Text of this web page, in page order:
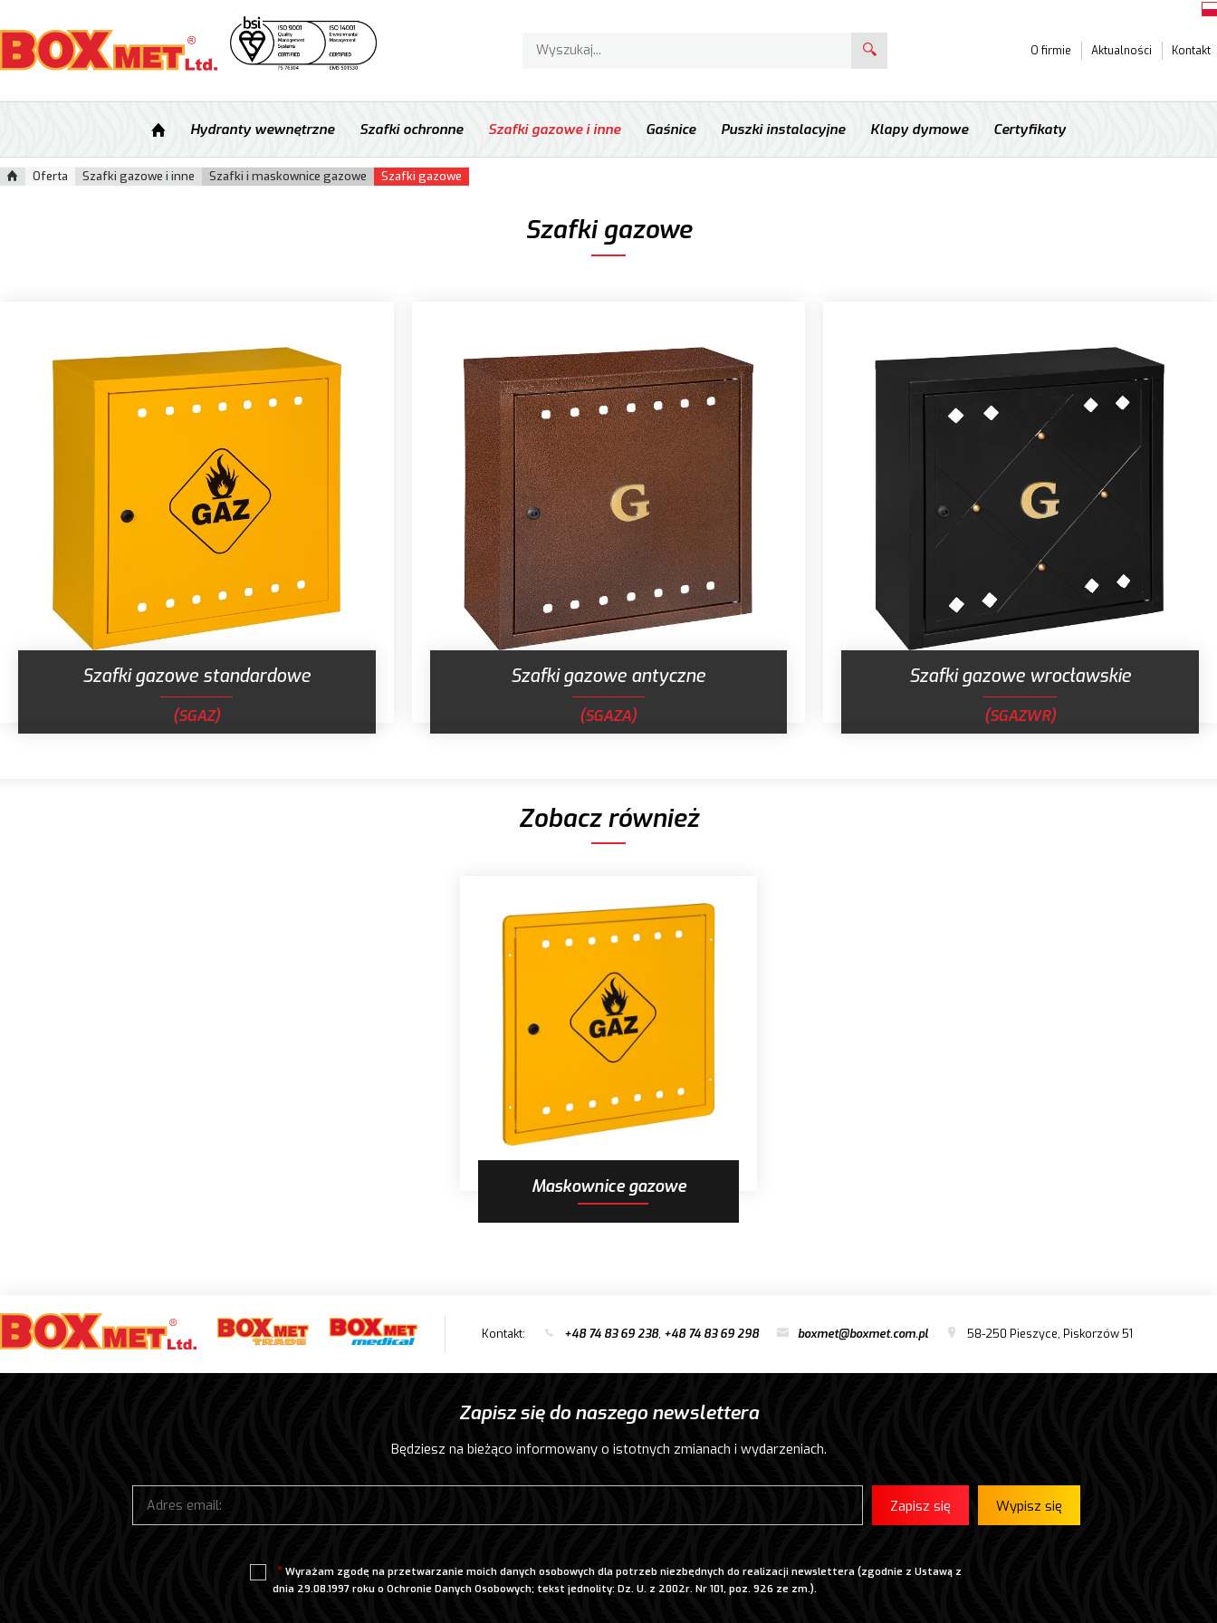
O firmie Aktualności Kontakt
Hydranty wewnętrzne Szafki ochronne Szafki gazowe i inne Gaśnice Puszki instalacyjne Klapy dymowe Certyfikaty
Oferta Szafki gazowe i inne Szafki i maskownice gazowe Szafki gazowe
Szafki gazowe
Szafki gazowe standardowe
(SGAZ)
Szafki gazowe antyczne
(SGAZA)
Szafki gazowe wrocławskie
(SGAZWR)
Zobacz również
Maskownice gazowe
Kontakt: +48 74 83 69 238, +48 74 83 69 298 boxmet@boxmet.com.pl 58-250 Pieszyce, Piskorzów 51
Zapisz się do naszego newslettera
Będziesz na bieżąco informowany o istotnych zmianach i wydarzeniach.
Zapisz się Wypisz się
Wyrażam zgodę na przetwarzanie moich danych osobowych dla potrzeb niezbędnych do realizacji newslettera (zgodnie z Ustawą z
dnia 29.08.1997 roku o Ochronie Danych Osobowych; tekst jednolity: Dz. U. z 2002r. Nr 101, poz. 926 ze zm.).